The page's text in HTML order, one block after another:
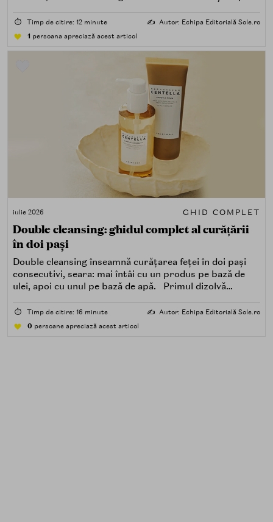
⏱️ Timp de citire: 12 minute ✍️ Autor: Echipa Editorială Sole.ro
1 persoana apreciază acest articol
iulie 2026 GHID COMPLET
Double cleansing: ghidul complet al curățării
în doi pași
Double cleansing înseamnă curățarea feței în doi pași
consecutivi, seara: mai întâi cu un produs pe bază de
ulei, apoi cu unul pe bază de apă. Primul dizolvă
poluare. Al doilea îndepărtează impuritățile solubile în
⏱️ Timp de citire: 16 minute ✍️ Autor: Echipa Editorială Sole.ro
0 persoane apreciază acest articol